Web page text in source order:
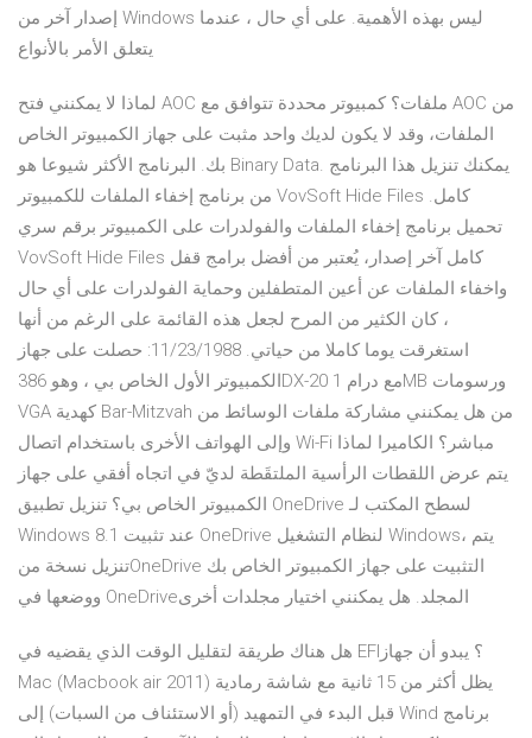
إصدار آخر من Windows ليس بهذه الأهمية. على أي حال ، عندما
لماذا لا يمكنني فتح AOC ملفات؟ كمبيوتر محددة تتوافق مع AOC من
الملفات، وقد لا يكون لديك واحد مثبت على جهاز الكمبيوتر الخاص
بك. البرنامج الأكثر شيوعا هو Binary Data. يمكنك تنزيل هذا البرنامج
من برنامج إخفاء الملفات للكمبيوتر VovSoft Hide Files كامل.
تحميل برنامج إخفاء الملفات والفولدرات على الكمبيوتر برقم سري
VovSoft Hide Files كامل آخر إصدار، يُعتبر من أفضل برامج قفل
واخفاء الملفات عن أعين المتطفلين وحماية الفولدرات على أي حال
، كان الكثير من المرح لجعل هذه القائمة على الرغم من أنها
استغرقت يوما كاملا من حياتي. 11/23/1988: حصلت على جهاز
الكمبيوتر الأول الخاص بي ، وهو 386DX-20 مع درام 1MB ورسومات
VGA كهدية Bar-Mitzvah من هل يمكنني مشاركة ملفات الوسائط من
وإلى الهواتف الأخرى باستخدام اتصال Wi-Fi مباشر؟ الكاميرا لماذا
يتم عرض اللقطات الرأسية الملتقَطة لديّ في اتجاه أفقي على جهاز
الكمبيوتر الخاص بي؟ تنزيل تطبيق OneDrive لسطح المكتب لـ
Windows 8.1 عند تثبيت OneDrive لنظام التشغيل Windows، يتم
تنزيل نسخة منOneDrive التثبيت على جهاز الكمبيوتر الخاص بك
ووضعها في OneDriveالمجلد. هل يمكنني اختيار مجلدات أخرى
هل هناك طريقة لتقليل الوقت الذي يقضيه في EFI؟ يبدو أن جهاز
Mac (Macbook air 2011) يظل أكثر من 15 ثانية مع شاشة رمادية
قبل البدء في التمهيد (أو الاستئناف من السبات) إلى Wind برنامج